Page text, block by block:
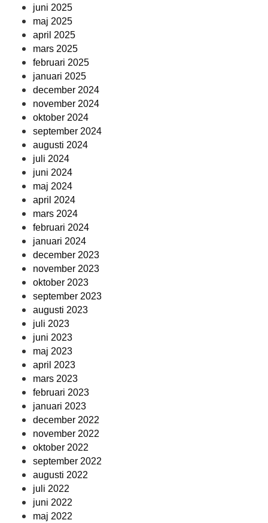
juni 2025
maj 2025
april 2025
mars 2025
februari 2025
januari 2025
december 2024
november 2024
oktober 2024
september 2024
augusti 2024
juli 2024
juni 2024
maj 2024
april 2024
mars 2024
februari 2024
januari 2024
december 2023
november 2023
oktober 2023
september 2023
augusti 2023
juli 2023
juni 2023
maj 2023
april 2023
mars 2023
februari 2023
januari 2023
december 2022
november 2022
oktober 2022
september 2022
augusti 2022
juli 2022
juni 2022
maj 2022